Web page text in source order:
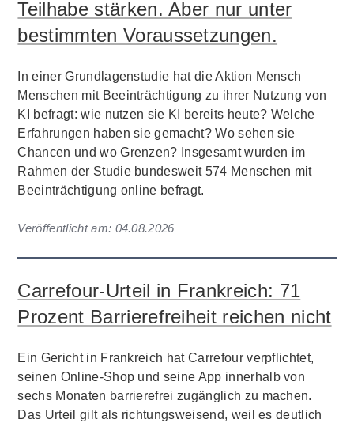
Teilhabe stärken. Aber nur unter
bestimmten Voraussetzungen.
In einer Grundlagenstudie hat die Aktion Mensch
Menschen mit Beeinträchtigung zu ihrer Nutzung von
KI befragt: wie nutzen sie KI bereits heute? Welche
Erfahrungen haben sie gemacht? Wo sehen sie
Chancen und wo Grenzen? Insgesamt wurden im
Rahmen der Studie bundesweit 574 Menschen mit
Beeinträchtigung online befragt.
Veröffentlicht am: 04.08.2026
Carrefour-Urteil in Frankreich: 71
Prozent Barrierefreiheit reichen nicht
Ein Gericht in Frankreich hat Carrefour verpflichtet,
seinen Online-Shop und seine App innerhalb von
sechs Monaten barrierefrei zugänglich zu machen.
Das Urteil gilt als richtungsweisend, weil es deutlich